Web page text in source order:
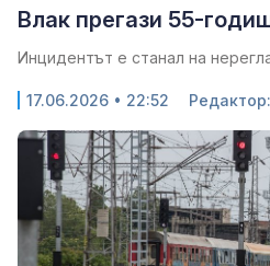
Влак прегази 55-
Инцидентът е станал на
17.06.2026 • 22:52 Редактор: